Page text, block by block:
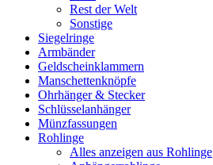
Rest der Welt
Sonstige
Siegelringe
Armbänder
Geldscheinklammern
Manschettenknöpfe
Ohrhänger & Stecker
Schlüsselanhänger
Münzfassungen
Rohlinge
Alles anzeigen aus Rohlinge